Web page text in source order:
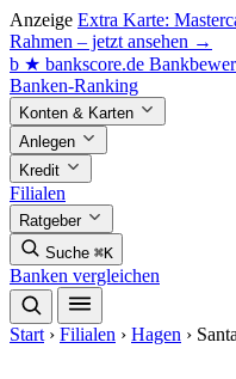
Anzeige Extra Karte:
Rahmen – jetzt ansehen →
b ★ bankscore.de
Banken-Ranking
Konten & Karten
Anlegen
Kredit
Filialen
Ratgeber
Suche ⌘K
Banken vergleichen
Start › Filialen › Hagen ›